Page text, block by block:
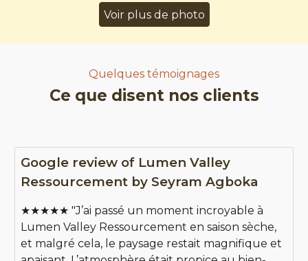
Voir plus de photo
Quelques témoignages
Ce que disent nos clients
Google review of Lumen Valley
Ressourcement by Seyram Agboka
★★★★★ "J’ai passé un moment incroyable à
Lumen Valley Ressourcement en saison sèche,
et malgré cela, le paysage restait magnifique et